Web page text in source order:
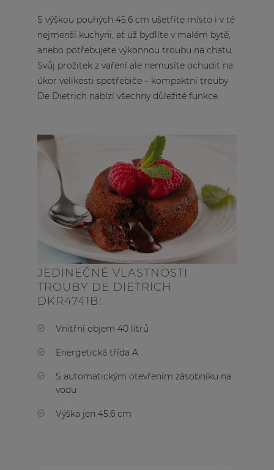
S výškou pouhých 45,6 cm ušetříte místo i v té
nejmenší kuchyni, ať už bydlíte v malém bytě,
anebo potřebujete výkonnou troubu na chatu.
Svůj prožitek z vaření ale nemusíte ochudit na
úkor velikosti spotřebiče – kompaktní trouby
De Dietrich nabízí všechny důležité funkce.
JEDINEČNÉ VLASTNOSTI
TROUBY DE DIETRICH
DKR4741B:
Vnitřní objem 40 litrů
Energetická třída A
S automatickým otevřením zásobníku na
vodu
Výška jen 45,6 cm